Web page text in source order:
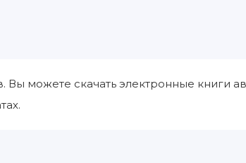
Вы можете скачать электронные книги